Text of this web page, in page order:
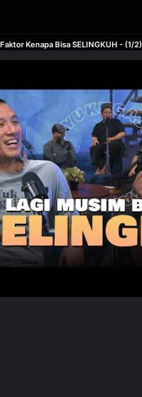
Faktor Kenapa Bisa SELINGKUH - (1/2)